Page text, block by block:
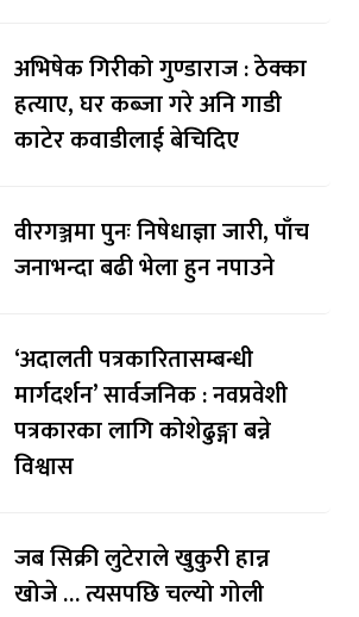
अभिषेक गिरीको गुण्डाराज : ठेक्का
हत्याए, घर कब्जा गरे अनि गाडी
काटेर कवाडीलाई बेचिदिए
वीरगञ्जमा पुनः निषेधाज्ञा जारी, पाँच
जनाभन्दा बढी भेला हुन नपाउने
‘अदालती पत्रकारितासम्बन्धी
मार्गदर्शन’ सार्वजनिक : नवप्रवेशी
पत्रकारका लागि कोशेढुङ्गा बन्ने
विश्वास
जब सिक्री लुटेराले खुकुरी हान्न
खोजे … त्यसपछि चल्यो गोली